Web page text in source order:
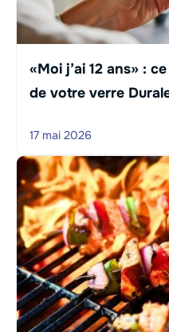
«Moi j’ai 12 ans» :
de votre verre
17 mai 2026